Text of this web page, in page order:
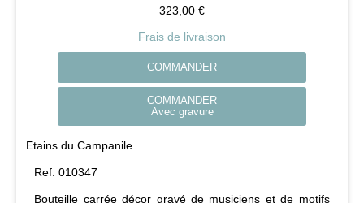
323,00 €
Frais de livraison
COMMANDER
COMMANDER
Avec gravure
Etains du Campanile
Ref:010347
Bouteille carrée décor gravé de musiciens et de motifs